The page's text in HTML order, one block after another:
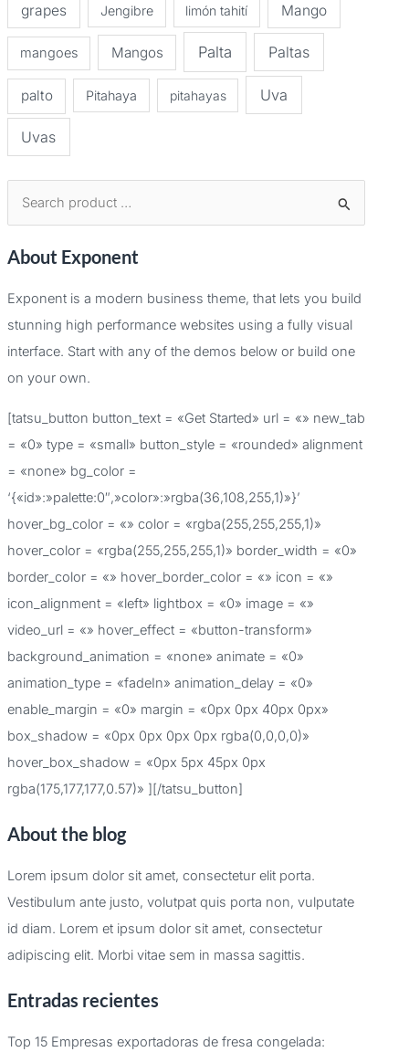
grapes Jengibre limón tahití Mango
mangoes Mangos Palta Paltas
palto Pitahaya pitahayas Uva
Uvas
s
r
:
About Exponent
Exponent is a modern business theme, that lets you build
stunning high performance websites using a fully visual
interface. Start with any of the demos below or build one
on your own.
[tatsu_button button_text = «Get Started» url = «» new_tab
= «0» type = «small» button_style = «rounded» alignment
= «none» bg_color =
‘{«id»:»palette:0″,»color»:»rgba(36,108,255,1)»}’
hover_bg_color = «» color = «rgba(255,255,255,1)»
hover_color = «rgba(255,255,255,1)» border_width = «0»
border_color = «» hover_border_color = «» icon = «»
icon_alignment = «left» lightbox = «0» image = «»
video_url = «» hover_effect = «button-transform»
background_animation = «none» animate = «0»
animation_type = «fadeIn» animation_delay = «0»
enable_margin = «0» margin = «0px 0px 40px 0px»
box_shadow = «0px 0px 0px 0px rgba(0,0,0,0)»
hover_box_shadow = «0px 5px 45px 0px
rgba(175,177,177,0.57)» ][/tatsu_button]
About the blog
Lorem ipsum dolor sit amet, consectetur elit porta.
Vestibulum ante justo, volutpat quis porta non, vulputate
id diam. Lorem et ipsum dolor sit amet, consectetur
adipiscing elit. Morbi vitae sem in massa sagittis.
Entradas recientes
Top 15 Empresas exportadoras de fresa congelada: